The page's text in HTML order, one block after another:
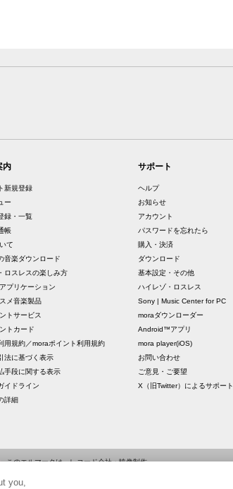
内
新規登録
ー
録・一覧
帳
て
音楽ダウンロード
ロスレスの楽しみ方
プリケーション
メ音楽製品
トサービス
トカード
用規約／moraポイント利用規約
法に基づく表示
手段に関する表示
イドライン
詳細
サポート
ヘルプ
お知らせ
アカウント
パスワードを忘れたら
購入・決済
ダウンロード
基本設定・その他
ハイレゾ・ロスレス
Sony | Music Center for PC
moraダウンローダー
Android™アプリ
mora player(iOS)
お問い合わせ
ご意見・ご要望
X（旧Twitter）によるサポート
このエルマークは、レコード会社・映像制作
す。 RIAJ10006001
you,